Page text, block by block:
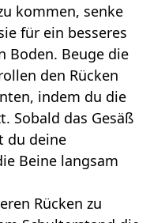
kommen, senke
für ein besseres
Boden. Beuge die
den Rücken
indem du die
Sobald das Gesäß
du deine
Beine langsam
Rücken zu